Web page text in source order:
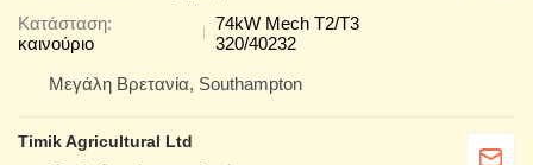
Κατάσταση
καινούριο
74kW Mech T2/T3
320/40232
Μεγάλη Βρετανία, Southampton
Timik Agricultural Ltd